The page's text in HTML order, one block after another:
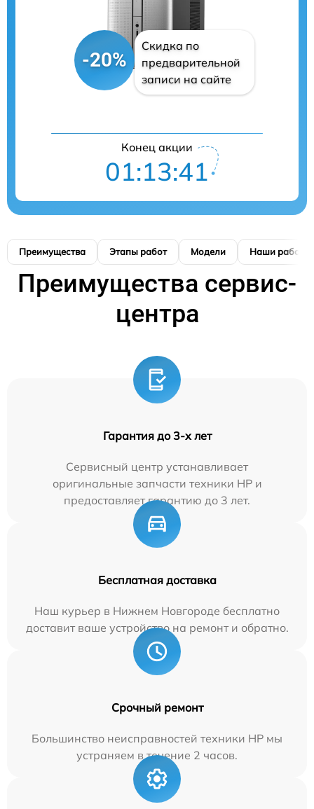
-20%
Скидка по
предварительной
записи на сайте
Конец акции
01:13:41
Преимущества Этапы работ Модели Наши работы
Преимущества сервис-
центра
Гарантия до 3-х лет
Сервисный центр устанавливает
оригинальные запчасти техники HP и
предоставляет гарантию до 3 лет.
Бесплатная доставка
Наш курьер в Нижнем Новгороде бесплатно
доставит ваше устройство на ремонт и обратно.
Срочный ремонт
Большинство неисправностей техники HP мы
устраняем в течение 2 часов.